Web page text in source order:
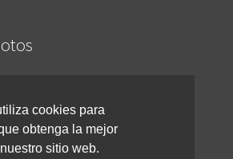
cookies para
obtenga la mejor
sitio web.